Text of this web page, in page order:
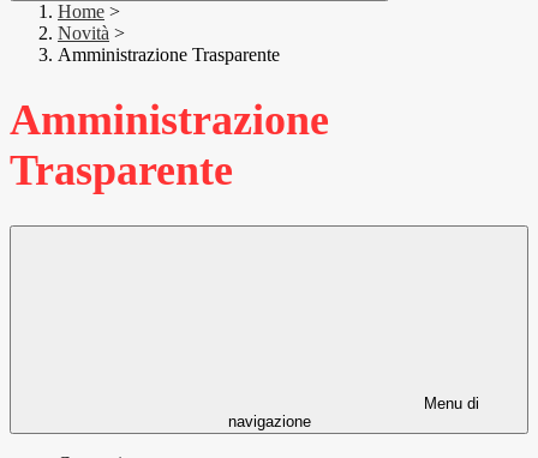
Home >
Novità >
Amministrazione Trasparente
Amministrazione
Trasparente
Menu di
navigazione